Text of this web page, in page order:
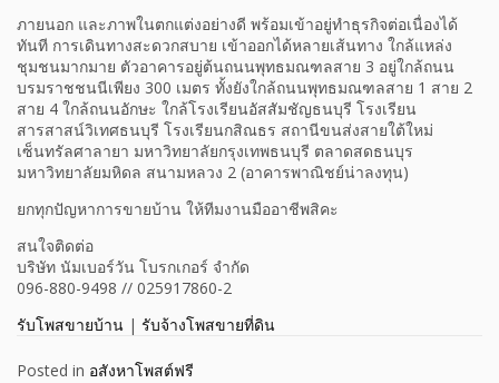
ภายนอก และภาพในตกแต่งอย่างดี พร้อมเข้าอยู่ทำธุรกิจต่อเนื่องได้
ทันที การเดินทางสะดวกสบาย เข้าออกได้หลายเส้นทาง ใกล้แหล่ง
ชุมชนมากมาย ตัวอาคารอยู่ต้นถนนพุทธมณฑลสาย 3 อยู่ใกล้ถนน
บรมราชชนนีเพียง 300 เมตร ทั้งยังใกล้ถนนพุทธมณฑลสาย 1 สาย 2
สาย 4 ใกล้ถนนอักษะ ใกล้โรงเรียนอัสสัมชัญธนบุรี โรงเรียน
สารสาสน์วิเทศธนบุรี โรงเรียนกสิณธร สถานีขนส่งสายใต้ใหม่
เซ็นทรัลศาลายา มหาวิทยาลัยกรุงเทพธนบุรี ตลาดสดธนบุร
มหาวิทยาลัยมหิดล สนามหลวง 2 (อาคารพาณิชย์น่าลงทุน)
ยกทุกปัญหาการขายบ้าน ให้ทีมงานมืออาชีพสิคะ
สนใจติดต่อ
บริษัท นัมเบอร์วัน โบรกเกอร์ จำกัด
096-880-9498 // 025917860-2
รับโพสขายบ้าน | รับจ้างโพสขายที่ดิน
Posted in อสังหาโพสต์ฟรี